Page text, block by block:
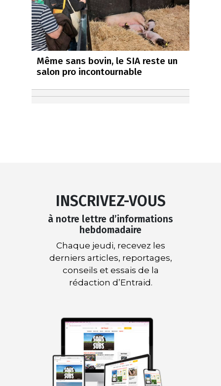
Même sans bovin, le SIA reste un
salon pro incontournable
INSCRIVEZ-VOUS
à notre lettre d’informations
hebdomadaire
Chaque jeudi, recevez les
derniers articles, reportages,
conseils et essais de la
rédaction d’Entraid.